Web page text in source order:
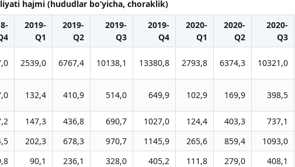
hajmi (hududlar boʻyicha, choraklik)
2019-
Q1
2019-
Q2
2019-
Q3
2019-
Q4
2020-
Q1
2020-
Q2
2020-
Q3
2539,0 6767,4 10138,1 13380,8 2793,8 6374,3 10321,0
132,4 410,9 514,0 649,9 102,9 169,9 398,5
147,3 436,8 690,7 1027,0 124,4 403,3 737,1
202,3 678,3 970,7 1145,9 265,6 859,4 1093,0
90,1 236,1 328,0 405,2 111,8 279,0 408,1